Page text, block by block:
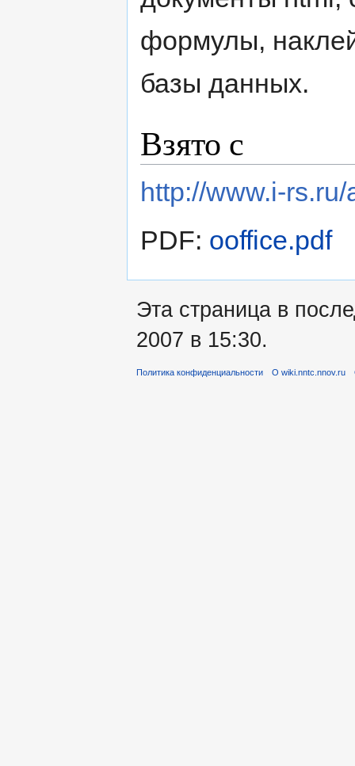
формулы,
базы данных.
Взято с
http://www.i-
PDF: ooffice.pdf
Эта страница в
2007 в 15:30.
Политика конфиденциальности О wiki.nntc.nnov.ru